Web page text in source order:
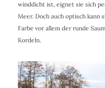
winddicht ist, eignet sie sich
Meer. Doch auch optisch kann
Farbe vor allem der runde
Kordeln.